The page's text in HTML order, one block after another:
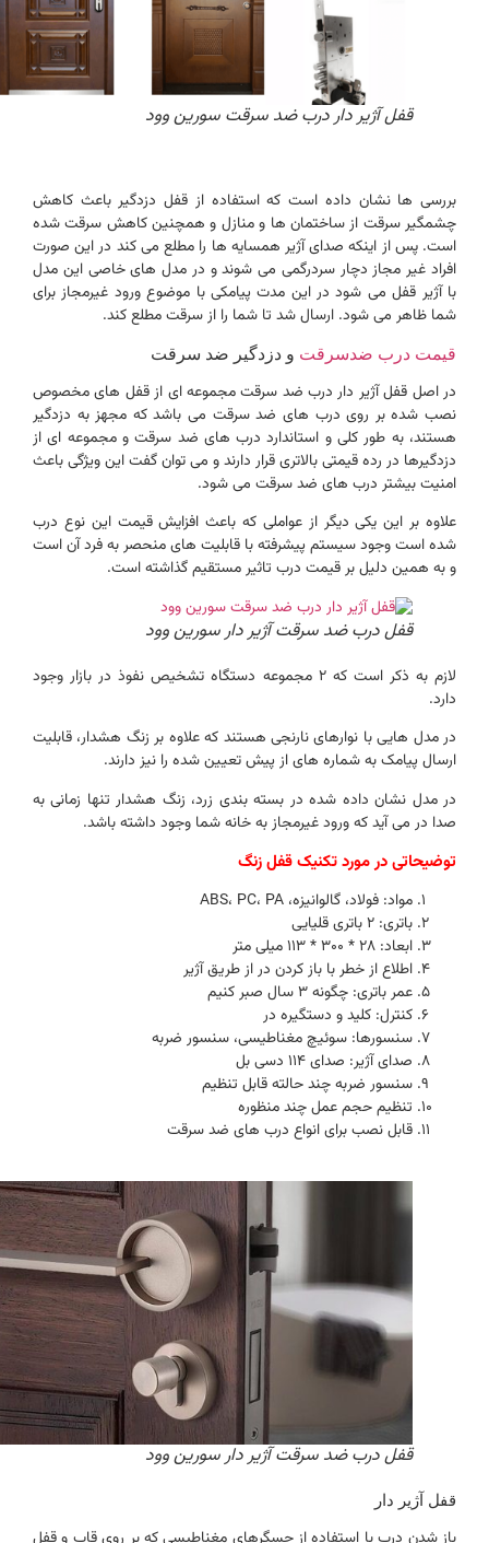
قفل آژیر دار درب ضد سرقت سورین وود
بررسی ها نشان داده است که استفاده از قفل دزدگیر باعث کاهش
چشمگیر سرقت از ساختمان ها و منازل و همچنین کاهش سرقت شده
است. پس از اینکه صدای آژیر همسایه ها را مطلع می کند در این صورت
افراد غیر مجاز دچار سردرگمی می شوند و در مدل های خاصی این مدل
با آژیر قفل می شود در این مدت پیامکی با موضوع ورود غیرمجاز برای
شما ظاهر می شود. ارسال شد تا شما را از سرقت مطلع کند.
قیمت درب ضدسرقتو دزدگیر ضد سرقت
در اصل قفل آژیر دار درب ضد سرقت مجموعه ای از قفل های مخصوص
نصب شده بر روی درب های ضد سرقت می باشد که مجهز به دزدگیر
هستند، به طور کلی و استاندارد درب های ضد سرقت و مجموعه ای از
دزدگیرها در رده قیمتی بالاتری قرار دارند و می توان گفت این ویژگی باعث
امنیت بیشتر درب های ضد سرقت می شود.
علاوه بر این یکی دیگر از عواملی که باعث افزایش قیمت این نوع درب
شده است وجود سیستم پیشرفته با قابلیت های منحصر به فرد آن است
و به همین دلیل بر قیمت درب تاثیر مستقیم گذاشته است.
قفل درب ضد سرقت آژیر دار سورین وود
لازم به ذکر است که 2 مجموعه دستگاه تشخیص نفوذ در بازار وجود
دارد.
در مدل هایی با نوارهای نارنجی هستند که علاوه بر زنگ هشدار، قابلیت
ارسال پیامک به شماره های از پیش تعیین شده را نیز دارند.
در مدل نشان داده شده در بسته بندی زرد، زنگ هشدار تنها زمانی به
صدا در می آید که ورود غیرمجاز به خانه شما وجود داشته باشد.
توضیحاتی در مورد تکنیک قفل زنگ
مواد: فولاد، گالوانیزه، ABS، PC، PA
باتری: 2 باتری قلیایی
ابعاد: 28 * 300 * 113 میلی متر
اطلاع از خطر با باز کردن در از طریق آژیر
عمر باتری: چگونه 3 سال صبر کنیم
کنترل: کلید و دستگیره در
سنسورها: سوئیچ مغناطیسی، سنسور ضربه
صدای آژیر: صدای 114 دسی بل
سنسور ضربه چند حالته قابل تنظیم
تنظیم حجم عمل چند منظوره
قابل نصب برای انواع درب های ضد سرقت
قفل درب ضد سرقت آژیر دار سورین وود
قفل آژیر دار